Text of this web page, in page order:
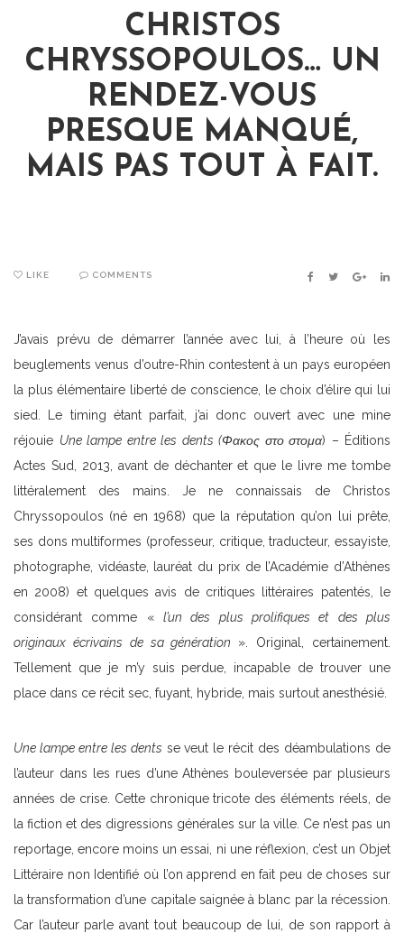
CHRISTOS
CHRYSSOPOULOS… UN
RENDEZ-VOUS
PRESQUE MANQUÉ,
MAIS PAS TOUT À FAIT.
LIKE COMMENTS FACEBOOK
TWITTER
J’avais prévu de démarrer l’année avec lui, à l’heure où les
beuglements venus d’outre-Rhin contestent à un pays européen
la plus élémentaire liberté de conscience, le choix d’élire qui lui
sied. Le timing étant parfait, j’ai donc ouvert avec une mine
réjouie Une lampe entre les dents (Φακος στο στομα) – Éditions
Actes Sud, 2013, avant de déchanter et que le livre me tombe
littéralement des mains. Je ne connaissais de Christos
Chryssopoulos (né en 1968) que la réputation qu’on lui prête,
ses dons multiformes (professeur, critique, traducteur, essayiste,
photographe, vidéaste, lauréat du prix de l’Académie d’Athènes
en 2008) et quelques avis de critiques littéraires patentés, le
considérant comme « l’un des plus prolifiques et des plus
originaux écrivains de sa génération ». Original, certainement.
Tellement que je m’y suis perdue, incapable de trouver une
place dans ce récit sec, fuyant, hybride, mais surtout anesthésié.
Une lampe entre les dents se veut le récit des déambulations de
l’auteur dans les rues d’une Athènes bouleversée par plusieurs
années de crise. Cette chronique tricote des éléments réels, de
la fiction et des digressions générales sur la ville. Ce n’est pas un
reportage, encore moins un essai, ni une réflexion, c’est un Objet
Littéraire non Identifié où l’on apprend en fait peu de choses sur
la transformation d’une capitale saignée à blanc par la récession.
Car l’auteur parle avant tout beaucoup de lui, de son rapport à